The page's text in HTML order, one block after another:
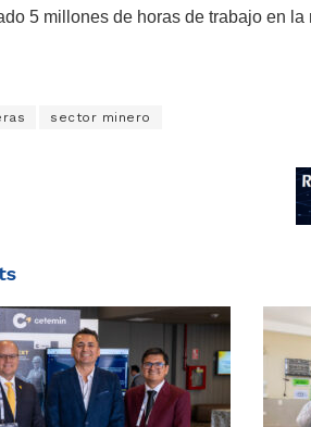
5 millones de horas de trabajo en
sector minero